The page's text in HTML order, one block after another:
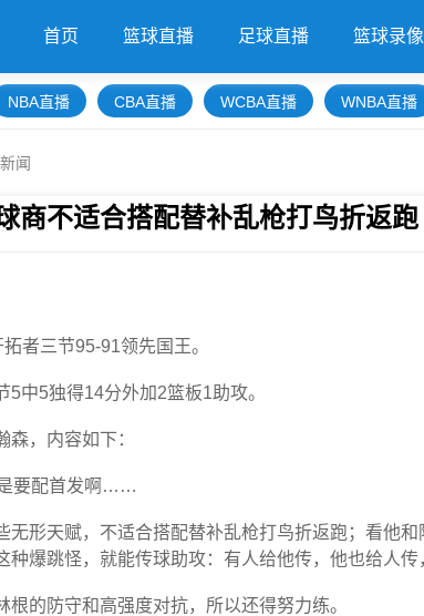
首页 篮球直播 足球直播 篮球录像
NBA直播 CBA直播 WCBA直播 WNBA直播
闻
商不适合搭配替补乱枪打鸟折返跑
者三节95-91领先国王。
中5独得14分外加2篮板1助攻。
，内容如下：
要配首发啊……
无形天赋，不适合搭配替补乱枪打鸟折返跑；看他
种爆跳怪，就能传球助攻：有人给他传，他也给人传
根的防守和高强度对抗，所以还得努力练。